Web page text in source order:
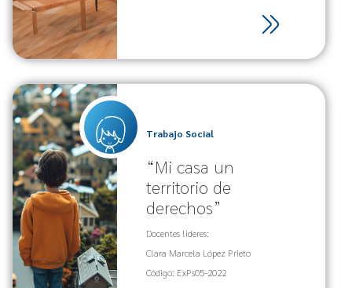
Trabajo Social
“Mi casa un
territorio de
derechos”
Docentes lideres:
Clara Marcela López Prieto
Código: ExPs05-2022